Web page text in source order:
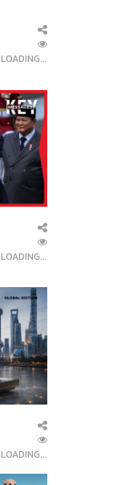
LOADING...
LOADING...
LOADING...